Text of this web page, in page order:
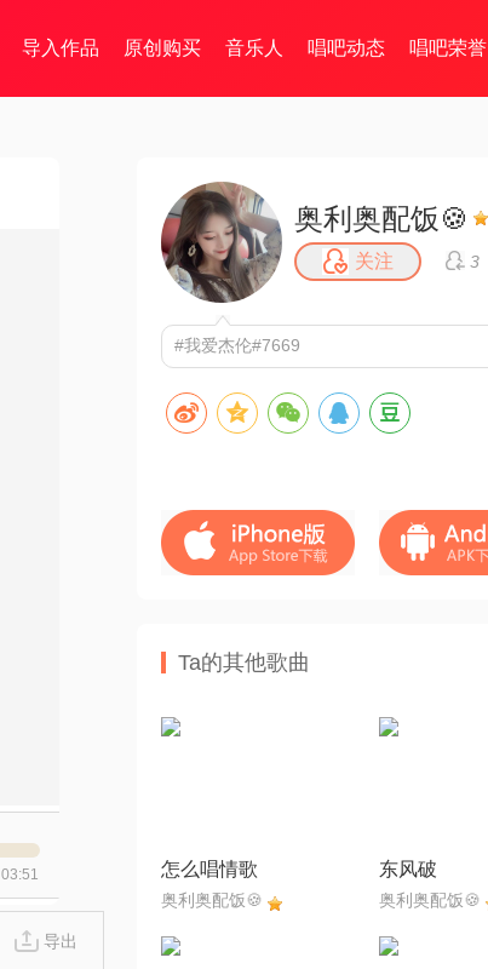
导入作品 原创购买 音乐人 唱吧动态 唱吧荣誉
03:51
导出
奥利奥配饭🍪
关注 3
#我爱杰伦#7669
Ta的其他歌曲
怎么唱情歌
奥利奥配饭🍪
东风破
奥利奥配饭🍪